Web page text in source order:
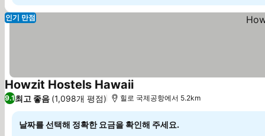
인기 만점
Howzit Hostels Hawaii요금 보기
9.1최고 좋음 (1,098개 평점) 힐로 국제공항에서 5.2km
날짜를 선택해 정확한 요금을 확인해 주세요.